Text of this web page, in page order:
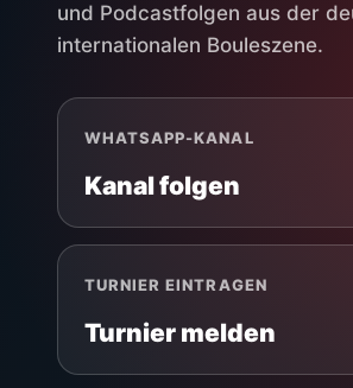
und Podcastfolgen aus der
internationalen Bouleszene.
WHATSAPP-KANAL
Kanal folgen
TURNIER EINTRAGEN
Turnier melden